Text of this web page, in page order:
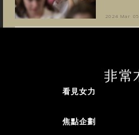
2024 Mar 05
看見女力
焦點企劃